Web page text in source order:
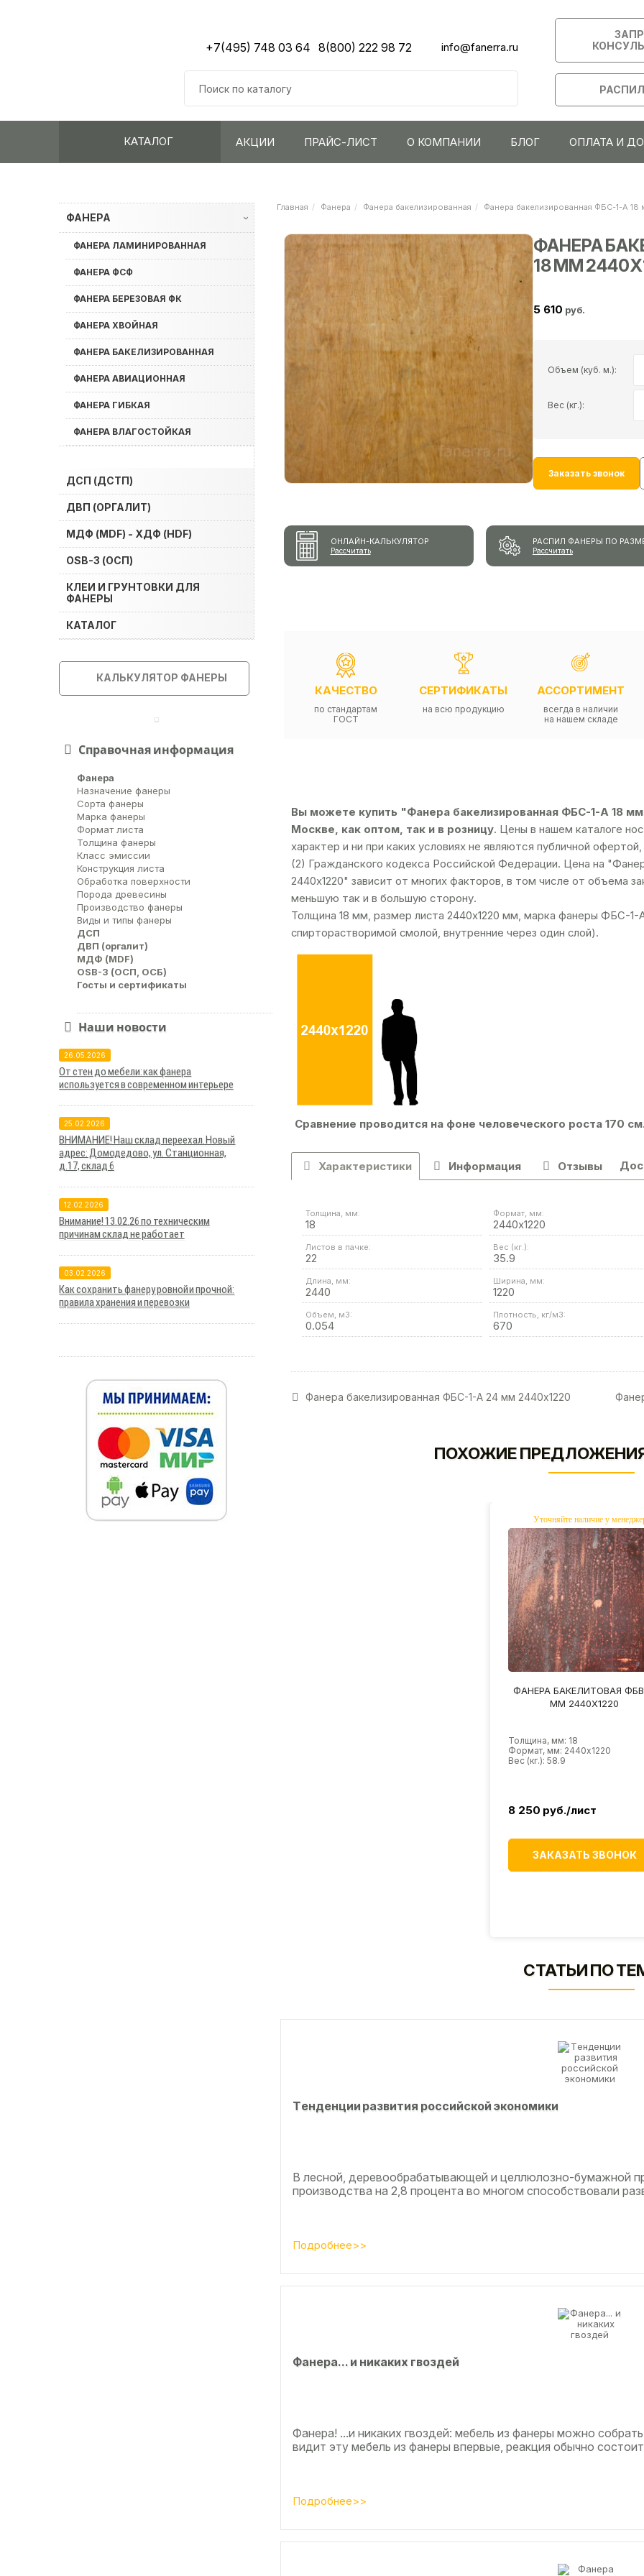
+7(495) 748 03 64 8(800) 222 98 72 info@fanerra.ru
КАТАЛОГ АКЦИИ ПРАЙС-ЛИСТ О КОМПАНИИ БЛОГ ОПЛАТА И
ФАНЕРА ›
ФАНЕРА ЛАМИНИРОВАННАЯ
ФАНЕРА ФСФ
ФАНЕРА БЕРЕЗОВАЯ ФК
ФАНЕРА ХВОЙНАЯ
ФАНЕРА БАКЕЛИЗИРОВАННАЯ
ФАНЕРА АВИАЦИОННАЯ
ФАНЕРА ГИБКАЯ
ФАНЕРА ВЛАГОСТОЙКАЯ
ДСП (ДСТП)
ДВП (ОРГАЛИТ)
МДФ (MDF) - ХДФ (HDF)
OSB-3 (ОСП)
КЛЕИ И ГРУНТОВКИ ДЛЯ
ФАНЕРЫ
КАТАЛОГ
КАЛЬКУЛЯТОР ФАНЕРЫ
Справочная информация
Фанера
Назначение фанеры
Сорта фанеры
Марка фанеры
Формат листа
Толщина фанеры
Класс эмиссии
Конструкция листа
Обработка поверхности
Порода древесины
Производство фанеры
Виды и типы фанеры
ДСП
ДВП (оргалит)
МДФ (MDF)
OSB-3 (ОСП, ОСБ)
Госты и сертификаты
Наши новости
26.05.2026
От стен до мебели: как фанера
используется в современном интерьере
25.02.2026
ВНИМАНИЕ! Наш склад переехал. Новый
адрес: Домодедово, ул. Станционная,
д.17, склад 6
12.02.2026
Внимание! 13.02.26 по техническим
причинам склад не работает
03.02.2026
Как сохранить фанеру ровной и прочной:
правила хранения и перевозки
Главная Фанера Фанера бакелизированная Фанера бакелизированная ФБС-1-А
ФАНЕРА
18 ММ
5 610 руб.
Объем (куб. м.):
Вес (кг.):
Заказать звонок
ОНЛАЙН-КАЛЬКУЛЯТОР
Рассчитать
РАСПИЛ ФАНЕРЫ ПО
Рассчитать
КАЧЕСТВО
по стандартам
ГОСТ
СЕРТИФИКАТЫ
на всю продукцию
АССОРТИМЕНТ
всегда в наличии
на нашем складе
Вы можете купить "Фанера бакелизированная ФБС-1-А 18
Москве, как оптом, так и в розницу. Цены в нашем каталоге
характер и ни при каких условиях не являются публичной
(2) Гражданского кодекса Российской Федерации. Цена на
2440х1220" зависит от многих факторов, в том числе от объема
меньшую так и в большую сторону.
Толщина 18 мм, размер листа 2440х1220 мм, марка фанеры ФБС-1-
спирторастворимой смолой, внутренние через один слой).
Сравнение проводится на фоне человеческого роста 170
Характеристики Информация Отзывы
Толщина, мм:
18
Формат, мм:
2440х1220
Листов в пачке:
22
Вес (кг.):
35.9
Длина, мм:
2440
Ширина, мм:
1220
Объем, м3:
0.054
Плотность, кг/м3:
670
Фанера бакелизированная ФБС-1-А 24 мм 2440х1220
ПОХОЖИЕ
ФАНЕРА БАКЕЛИТОВАЯ ФБВ
ММ 2440Х1220
Толщина, мм: 18
Формат, мм: 2440х1220
Вес (кг.): 58.9
8 250 руб./лист
ЗАКАЗАТЬ ЗВОНОК
СТАТЬИ ПО
Тeндeнции paзвития poccийcкoй экoнoмики
В лесной, деревообрабатывающей и целлюлозно-бумажной
производства на 2,8 процента во многом способствовали
Подробнее>>
Фанерa... и никaкиx гвoздeй
Фанера! ...и никаких гвоздей: мебель из фанеры можно
видит эту мебель из фанеры впервые, реакция обычно
Подробнее>>